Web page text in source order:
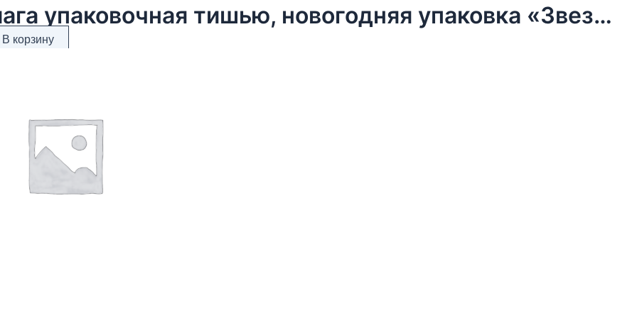
Бумага упаковочная тишью, новогодняя упаковка «Звезды»,50 х 66 см.
В корзину